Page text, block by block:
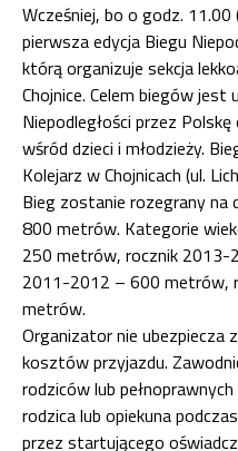
Wcześniej, bo o godz.
pierwsza edycja Biegu
którą organizuje sekcja
Chojnice. Celem biegów
Niepodległości przez
wśród dzieci i młodzieży.
Kolejarz w Chojnicach (ul.
Bieg zostanie rozegrany
800 metrów. Kategorie
250 metrów, rocznik
2011-2012 – 600 metrów,
metrów.
Organizator nie ubezpiecza
kosztów przyjazdu.
rodziców lub
rodzica lub opiekuna
przez startującego